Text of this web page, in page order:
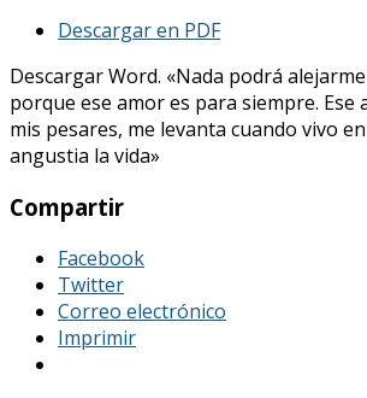
Descargar en PDF
Descargar Word. «Nada podrá
porque ese amor es para siempre. Ese
mis pesares, me levanta cuando vivo
angustia la vida»
Compartir
Facebook
Twitter
Correo electrónico
Imprimir